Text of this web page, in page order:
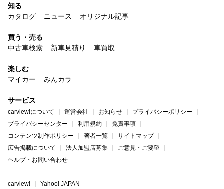
知る
カタログ
ニュース オリジナル記事
買う・売る
中古車検索
新車見積り 車買取
楽しむ
マイカー
みんカラ
サービス
carview!について 運営会社 お知らせ
プライバシーポリシー
プライバシーセンター
利用規約
免責事項
コンテンツ制作ポリシー
著者一覧
サイトマップ
広告掲載について
法人加盟店募集
ご意見・ご要望
ヘルプ・お問い合わせ
carview! Yahoo! JAPAN